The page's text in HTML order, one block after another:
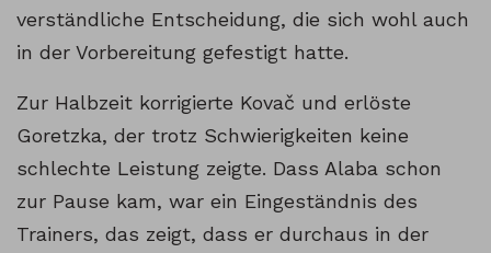
verständliche Entscheidung, die sich wohl auch
in der Vorbereitung gefestigt hatte.
Zur Halbzeit korrigierte Kovač und erlöste
Goretzka, der trotz Schwierigkeiten keine
schlechte Leistung zeigte. Dass Alaba schon
zur Pause kam, war ein Eingeständnis des
Trainers, das zeigt, dass er durchaus in der